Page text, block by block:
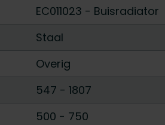
EC011023 - Buisradiator
Staal
Overig
547 - 1807
500 - 750